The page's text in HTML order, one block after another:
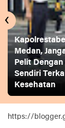
Medan,
Pelit
Sendiri
Kesehatan
‹
https://